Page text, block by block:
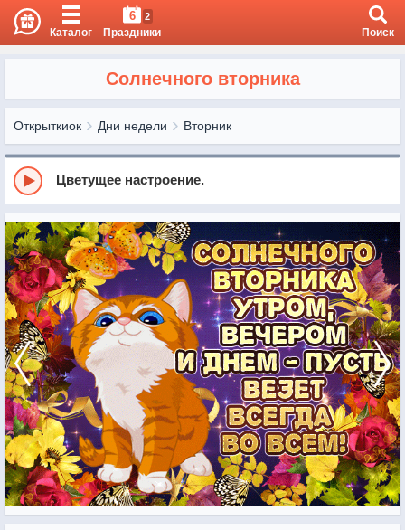
Каталог
6 2
Праздники Поиск
Солнечного вторника
Открыткиок Дни недели Вторник
Цветущее настроение.